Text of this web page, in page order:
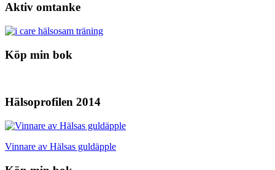
Aktiv omtanke
Köp min bok
Hälsoprofilen 2014
Vinnare av Hälsas guldäpple